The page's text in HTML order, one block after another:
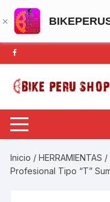
Saltar
al
contenido
Inicio /HERRAMIENTAS /
Profesional Tipo “T”